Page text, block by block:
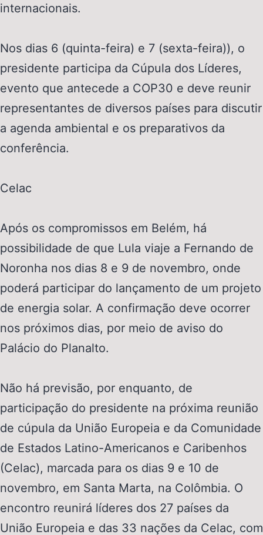
internacionais.
Nos dias 6 (quinta-feira) e 7 (sexta-feira)), o
presidente participa da Cúpula dos Líderes,
evento que antecede a COP30 e deve reunir
representantes de diversos países para discutir
a agenda ambiental e os preparativos da
conferência.
Celac
Após os compromissos em Belém, há
possibilidade de que Lula viaje a Fernando de
Noronha nos dias 8 e 9 de novembro, onde
poderá participar do lançamento de um projeto
de energia solar. A confirmação deve ocorrer
nos próximos dias, por meio de aviso do
Palácio do Planalto.
Não há previsão, por enquanto, de
participação do presidente na próxima reunião
de cúpula da União Europeia e da Comunidade
de Estados Latino-Americanos e Caribenhos
(Celac), marcada para os dias 9 e 10 de
novembro, em Santa Marta, na Colômbia. O
encontro reunirá líderes dos 27 países da
União Europeia e das 33 nações da Celac, com